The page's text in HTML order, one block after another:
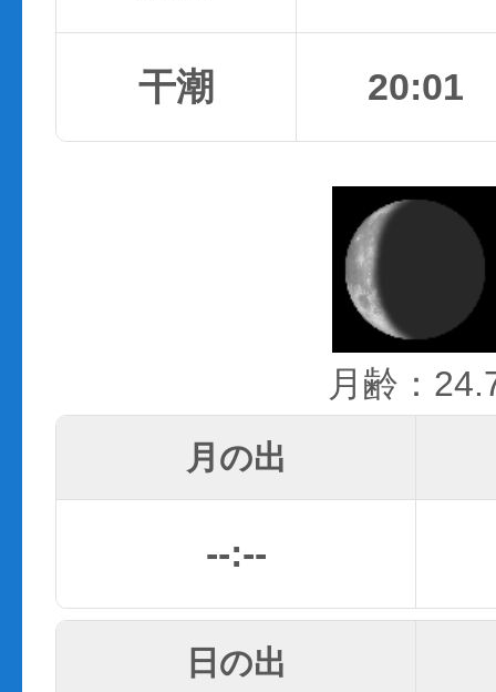
干潮 20:01
月齢：
月の出
--:--
日の出